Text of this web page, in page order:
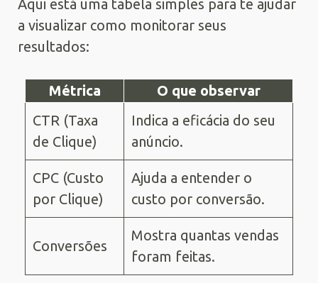
Aqui está uma tabela simples para te ajudar
a visualizar como monitorar seus
resultados:
Métrica
O que observar
CTR (Taxa
de Clique)
Indica a eficácia do seu
anúncio.
CPC (Custo
por Clique)
Ajuda a entender o
custo por conversão.
Conversões
Mostra quantas vendas
foram feitas.